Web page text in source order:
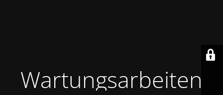
Wartungsarbeiten